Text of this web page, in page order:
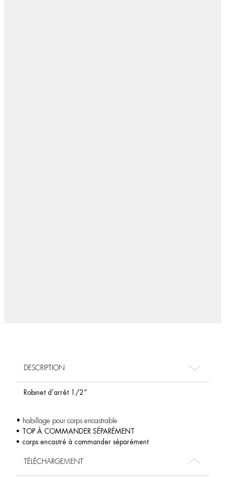
DESCRIPTION
Robinet d’arrêt 1/2”
• habillage pour corps encastrable
• TOP À COMMANDER SÉPARÉMENT
• corps encastré à commander séparément
TÉLÉCHARGEMENT